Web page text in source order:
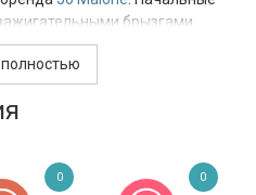
брызгами
несколько минут их
кунжута и дымного
пирамиды окутывает
смолы и бодрящего мате.
0 0